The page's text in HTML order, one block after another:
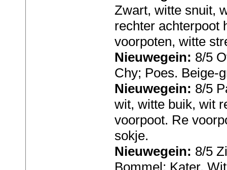
Zwart, witte snuit,
rechter achterpoot
voorpoten, witte
Nieuwegein: 8/5
Chy; Poes. Beige-
Nieuwegein: 8/5
wit, witte buik, wit
voorpoot. Re
sokje.
Nieuwegein: 8/5
Bommel; Kater.